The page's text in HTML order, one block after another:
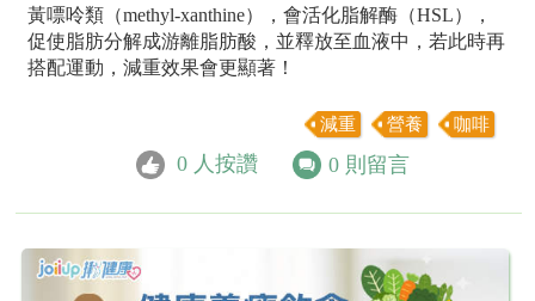
黃嘌呤類（methyl-xanthine），會活化脂解酶（HSL），
促使脂肪分解成游離脂肪酸，並釋放至血液中，若此時再
搭配運動，減重效果會更顯著！
減重 營養 咖啡
0 人按讚 0 則留言